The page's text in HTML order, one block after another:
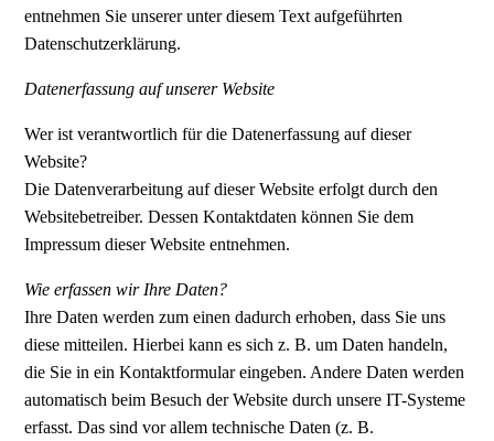
entnehmen Sie unserer unter diesem Text aufgeführten
Datenschutzerklärung.
Datenerfassung auf unserer Website
Wer ist verantwortlich für die Datenerfassung auf dieser
Website?
Die Datenverarbeitung auf dieser Website erfolgt durch den
Websitebetreiber. Dessen Kontaktdaten können Sie dem
Impressum dieser Website entnehmen.
Wie erfassen wir Ihre Daten?
Ihre Daten werden zum einen dadurch erhoben, dass Sie uns
diese mitteilen. Hierbei kann es sich z. B. um Daten handeln,
die Sie in ein Kontaktformular eingeben. Andere Daten werden
automatisch beim Besuch der Website durch unsere IT-Systeme
erfasst. Das sind vor allem technische Daten (z. B.